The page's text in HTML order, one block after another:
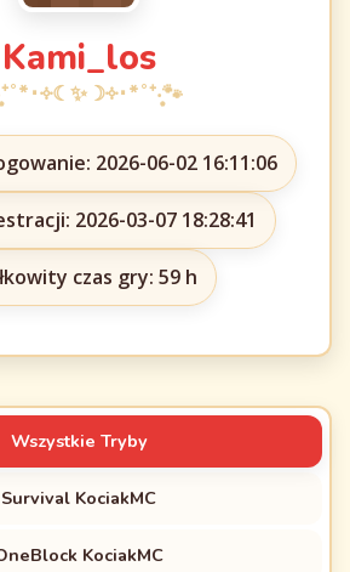
Kami_los
2026-06-02 16:11:06
2026-03-07 18:28:41
czas gry: 59 h
Wszystkie Tryby
Survival KociakMC
KociakMC